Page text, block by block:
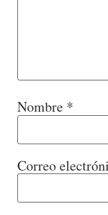
Nombre *
Correo